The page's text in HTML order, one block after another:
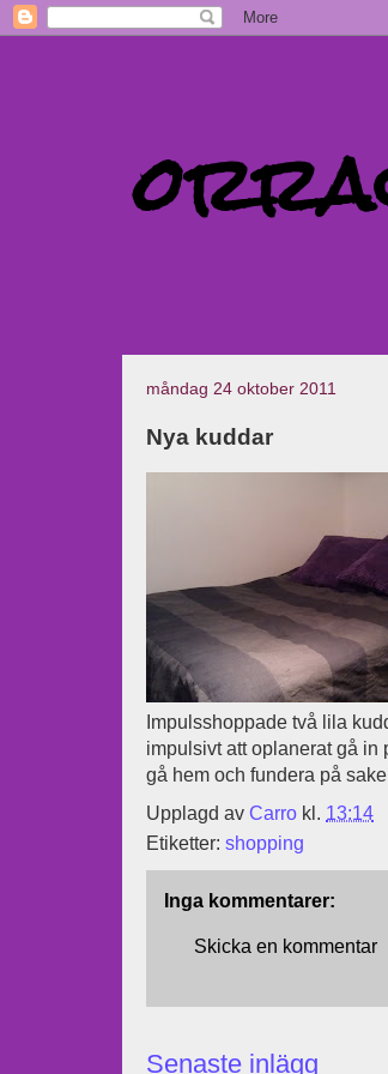
måndag 24 oktober 2011
Nya kuddar
Impulsshoppade två lila
impulsivt att oplanerat gå in
gå hem och fundera på
Upplagd av Carro kl. 13:14
Etiketter: shopping
Inga kommentarer:
Skicka en kommentar
Senaste inlägg